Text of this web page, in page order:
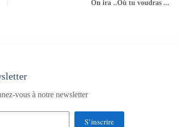
On ira ..Où tu voudras ...
vous à notre newsletter
S’inscrire